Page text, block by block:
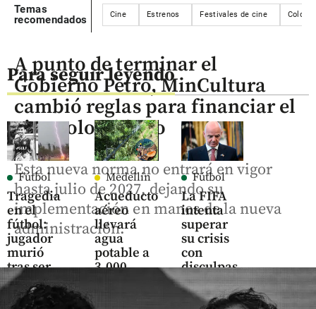
Temas
recomendados
Cine Estrenos Festivales de cine
Para seguir leyendo
Fútbol
Tragedia
en el
fútbol:
jugador
murió
tras ser
alcanzado
por un
Medellín
Acueducto
aéreo
llevará
agua
potable a
3.000
Fútbol
La FIFA
intenta
superar
su crisis
con
disculpas
y dio su
“pleno
A punto de terminar el
Gobierno Petro, MinCultura
cambió reglas para financiar el
cine colombiano
Esta nueva norma no entrará en vigor
hasta julio de 2027, dejando su
implementación en manos de la nueva
administración.